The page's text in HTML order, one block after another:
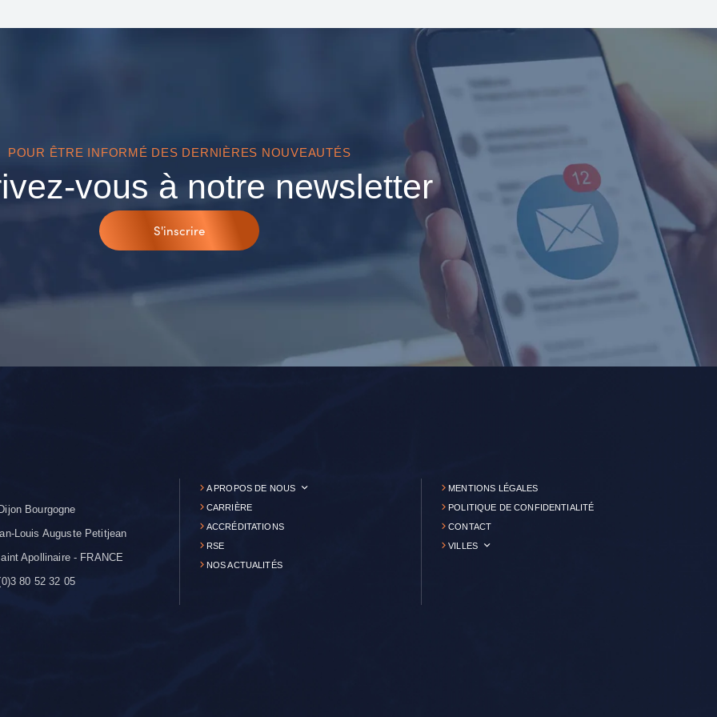
POUR ÊTRE INFORMÉ DES DERNIÈRES NOUVEAUTÉS
vous à notre newsletter
S'inscrire
Bourgogne
Louis Auguste Petitjean
Apollinaire - FRANCE
80 52 32 05
A PROPOS DE NOUS
CARRIÈRE
ACCRÉDITATIONS
RSE
NOS ACTUALITÉS
MENTIONS LÉGALES
POLITIQUE DE CONFIDENTIALITÉ
CONTACT
VILLES